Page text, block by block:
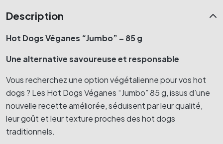
Description
Hot Dogs Véganes “Jumbo” – 85 g
Une alternative savoureuse et responsable
Vous recherchez une option végétalienne pour vos hot
dogs ? Les Hot Dogs Véganes “Jumbo” 85 g, issus d’une
nouvelle recette améliorée, séduisent par leur qualité,
leur goût et leur texture proches des hot dogs
traditionnels.